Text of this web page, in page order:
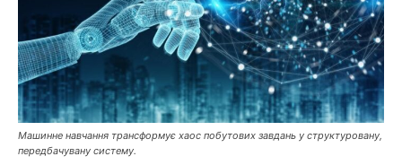
Машинне навчання трансформує хаос побутових завдань у структуровану,
передбачувану систему.